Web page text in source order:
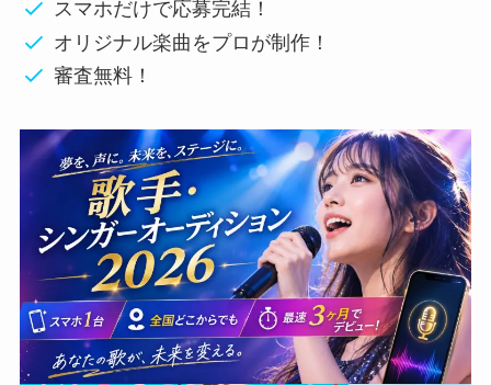
スマホだけで応募完結！
オリジナル楽曲をプロが制作！
審査無料！